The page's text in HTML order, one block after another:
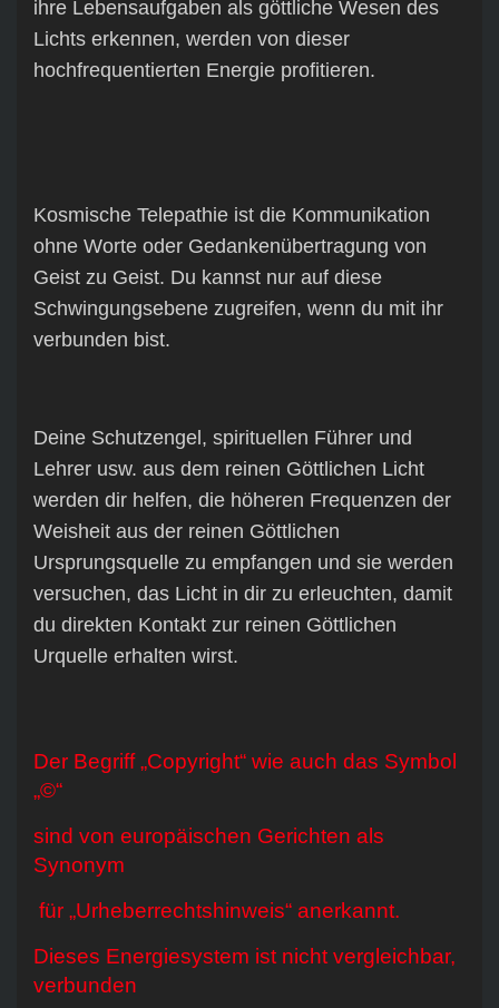
ihre Lebensaufgaben als göttliche Wesen des
Lichts erkennen, werden von dieser
hochfrequentierten Energie profitieren.
Kosmische Telepathie ist die Kommunikation
ohne Worte oder Gedankenübertragung von
Geist zu Geist. Du kannst nur auf diese
Schwingungsebene zugreifen, wenn du mit ihr
verbunden bist.
Deine Schutzengel, spirituellen Führer und
Lehrer usw. aus dem reinen Göttlichen Licht
werden dir helfen, die höheren Frequenzen der
Weisheit aus der reinen Göttlichen
Ursprungsquelle zu empfangen und sie werden
versuchen, das Licht in dir zu erleuchten, damit
du direkten Kontakt zur reinen Göttlichen
Urquelle erhalten wirst.
Der Begriff „Copyright“ wie auch das Symbol
„©“
sind von europäischen Gerichten als
Synonym
für „Urheberrechtshinweis“ anerkannt.
Dieses Energiesystem ist nicht vergleichbar,
verbunden